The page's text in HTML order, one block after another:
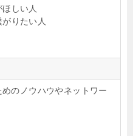
しい人
りたい人
のノウハウやネットワー